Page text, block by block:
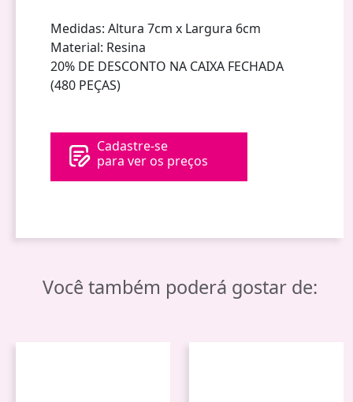
Medidas: Altura 7cm x Largura 6cm
Material: Resina
20% DE DESCONTO NA CAIXA FECHADA
(480 PEÇAS)
Cadastre-se
para ver os preços
Você também poderá gostar de: